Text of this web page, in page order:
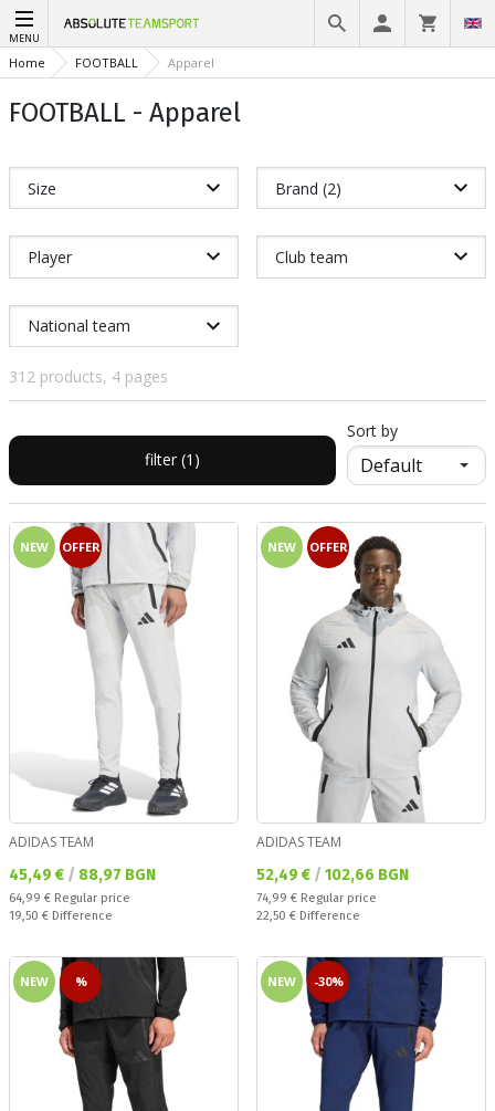
MENU
Home FOOTBALL Apparel
FOOTBALL - Apparel
Size Brand (2)
Player Club team
National team
312 products, 4 pages
filter (1)
Sort by
NEW OFFER
ADIDAS TEAM
Текуща цена:
45,49 € / 88,97 BGN
Regular price:
64,99 € Regular price
Спестявате:
19,50 € Difference
NEW OFFER
ADIDAS TEAM
Текуща цена:
52,49 € / 102,66 BGN
Regular price:
74,99 € Regular price
Спестявате:
22,50 € Difference
NEW % NEW -30%